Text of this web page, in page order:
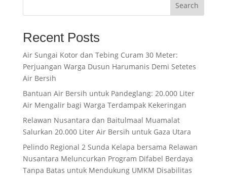
Search
Recent Posts
Air Sungai Kotor dan Tebing Curam 30 Meter:
Perjuangan Warga Dusun Harumanis Demi Setetes
Air Bersih
Bantuan Air Bersih untuk Pandeglang: 20.000 Liter
Air Mengalir bagi Warga Terdampak Kekeringan
Relawan Nusantara dan Baitulmaal Muamalat
Salurkan 20.000 Liter Air Bersih untuk Gaza Utara
Pelindo Regional 2 Sunda Kelapa bersama Relawan
Nusantara Meluncurkan Program Difabel Berdaya
Tanpa Batas untuk Mendukung UMKM Disabilitas